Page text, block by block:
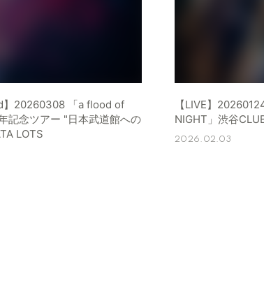
】20260308 「a flood of
記念ツアー "日本武道館への
LOTS
【LIVE】
NIGHT」渋谷
2026.02.03